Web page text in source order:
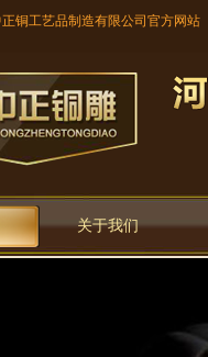
铜工艺品制造有限公司官方网站
关于我们